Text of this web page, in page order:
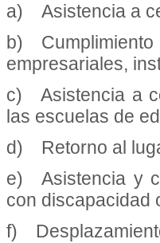
a) Asistencia a
b)
empresariales,
c) Asistencia a
las escuelas de
d) Retorno al
e) Asistencia y
con discapacidad
f)